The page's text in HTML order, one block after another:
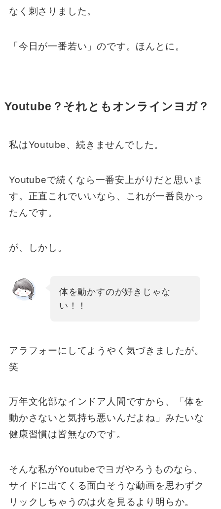
なく刺さりました。
「今日が一番若い」のです。ほんとに。
Youtube？それともオンラインヨガ？
私はYoutube、続きませんでした。
Youtubeで続くなら一番安上がりだと思いま
す。正直これでいいなら、これが一番良かっ
たんです。
が、しかし。
体を動かすのが好きじゃな
い！！
アラフォーにしてようやく気づきましたが。
笑
万年文化部なインドア人間ですから、「体を
動かさないと気持ち悪いんだよね」みたいな
健康習慣は皆無なのです。
そんな私がYoutubeでヨガやろうものなら、
サイドに出てくる面白そうな動画を思わずク
リックしちゃうのは火を見るより明らか。